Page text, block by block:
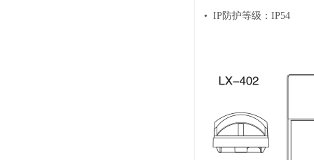
• IP防护等级：IP54